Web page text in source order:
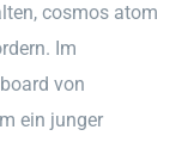
cosmos atom
Im
von
ein junger